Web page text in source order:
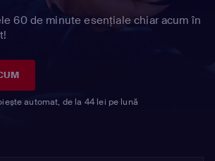
60 de minute esențiale chiar acum în
automat, de la 44 lei pe lună